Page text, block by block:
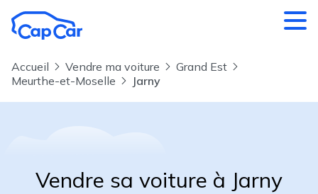
Accueil Vendre ma voiture
Grand Est
Meurthe-et-Moselle
Jarny
Vendre sa voiture à Jarny